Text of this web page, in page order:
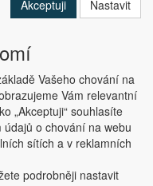
a.s. 2019
Akceptuji Nastavit
Vašeho chování na
Vám relevantní
„Akceptuji“ souhlasíte
o chování na webu
sítích a v reklamních
podrobněji nastavit